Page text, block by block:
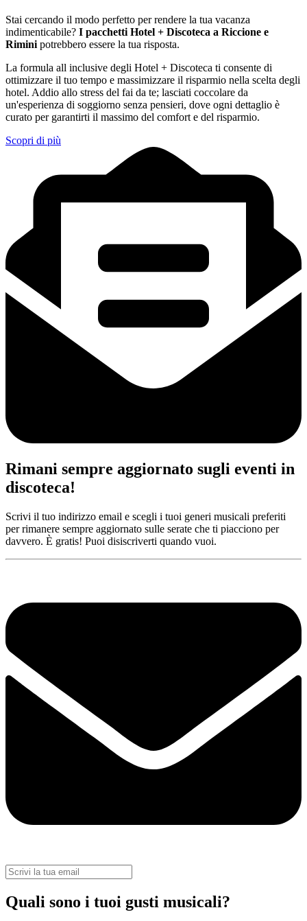
Stai cercando il modo perfetto per rendere la tua vacanza
indimenticabile? I pacchetti Hotel + Discoteca a Riccione e
Rimini potrebbero essere la tua risposta.
La formula all inclusive degli Hotel + Discoteca ti consente di
ottimizzare il tuo tempo e massimizzare il risparmio nella scelta degli
hotel. Addio allo stress del fai da te; lasciati coccolare da
un'esperienza di soggiorno senza pensieri, dove ogni dettaglio è
curato per garantirti il massimo del comfort e del risparmio.
Scopri di più
Rimani sempre aggiornato sugli eventi in
discoteca!
Scrivi il tuo indirizzo email e scegli i tuoi generi musicali preferiti
per rimanere sempre aggiornato sulle serate che ti piacciono per
davvero. È gratis! Puoi disiscriverti quando vuoi.
Quali sono i tuoi gusti musicali?